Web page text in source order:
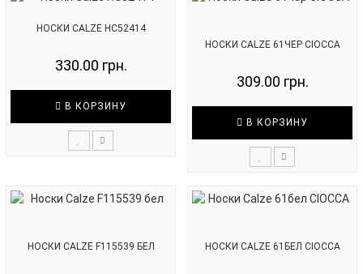
НОСКИ CALZE HC52414
330.00 грн.
В КОРЗИНУ
НОСКИ CALZE 61ЧЕР CIOCCA
309.00 грн.
В КОРЗИНУ
НОСКИ CALZE F115539 БЕЛ НОСКИ CALZE 61БЕЛ CIOCCA